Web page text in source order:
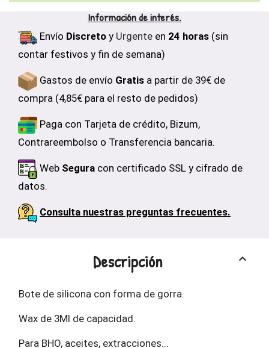
Información de interés.
Envío Discreto y Urgente en 24 horas (sin
contar festivos y fin de semana)
Gastos de envío Gratis a partir de 39€ de
compra (4,85€ para el resto de pedidos)
Paga con Tarjeta de crédito, Bizum,
Contrareembolso o Transferencia bancaria.
Web Segura con certificado SSL y cifrado de
datos.
Consulta nuestras preguntas frecuentes.
Descripción keyboard_arrow_up
Bote de silicona con forma de gorra.
Wax de 3Ml de capacidad.
Para BHO, aceites, extracciones...